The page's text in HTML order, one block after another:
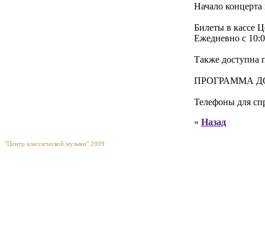
Начало концерта
Билеты в кассе
Ежедневно с
Также доступна
ПРОГРАММА
Телефоны для
« Назад
"Центр классической музыки" 2009